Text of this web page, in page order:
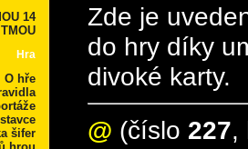
14
Hra
O hře
šifer
Zde je
do hry díky
divoké karty.
@ (číslo 227,